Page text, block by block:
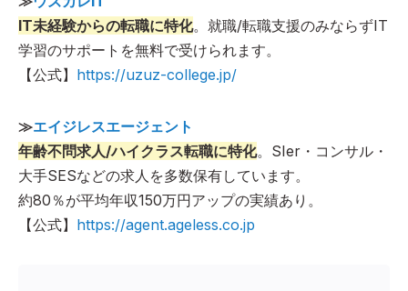
IT未経験からの転職に特化。就職/転職支援のみならずIT
学習のサポートを無料で受けられます。
【公式】 https://uzuz-college.jp/
≫エイジレスエージェント
年齢不問求人/ハイクラス転職に特化。SIer・コンサル・
大手SESなどの求人を多数保有しています。
約80％が平均年収150万円アップの実績あり。
【公式】 https://agent.ageless.co.jp